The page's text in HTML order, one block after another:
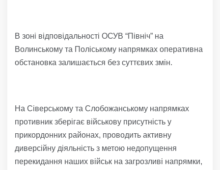
В зоні відповідальності ОСУВ “Північ” на
Волинському та Поліському напрямках оперативна
обстановка залишається без суттєвих змін.
На Сіверському та Слобожанському напрямках
противник зберігає військову присутність у
прикордонних районах, проводить активну
диверсійну діяльність з метою недопущення
перекидання наших військ на загрозливі напрямки,